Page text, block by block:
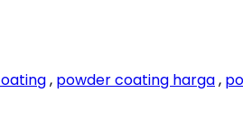
, powder coating harga,